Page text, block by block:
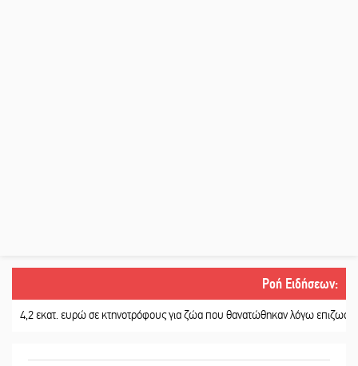
Ροή Ειδήσεων:
ευρώ σε κτηνοτρόφους για ζώα που θανατώθηκαν λόγω επιζωοτιών ||